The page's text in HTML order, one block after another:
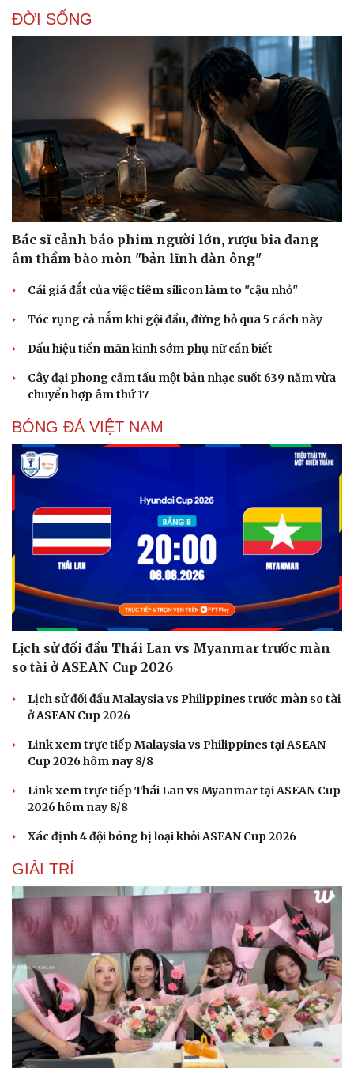
Sức khỏe
Dinh dưỡng - món ngon
Cây thuốc
Sản phụ khoa
Nhi khoa
Đời sống
Nhà đẹp
Blog
Tình yêu - Gia đình
ĐỜI SỐNG
Bác sĩ cảnh báo phim người lớn, rượu bia đang
âm thầm bào mòn "bản lĩnh đàn ông"
Cái giá đắt của việc tiêm silicon làm to "cậu nhỏ"
Tóc rụng cả nắm khi gội đầu, đừng bỏ qua 5 cách này
Dấu hiệu tiền mãn kinh sớm phụ nữ cần biết
Cây đại phong cầm tấu một bản nhạc suốt 639 năm vừa
chuyển hợp âm thứ 17
BÓNG ĐÁ VIỆT NAM
Lịch sử đối đầu Thái Lan vs Myanmar trước màn
so tài ở ASEAN Cup 2026
Lịch sử đối đầu Malaysia vs Philippines trước màn so tài
ở ASEAN Cup 2026
Link xem trực tiếp Malaysia vs Philippines tại ASEAN
Cup 2026 hôm nay 8/8
Link xem trực tiếp Thái Lan vs Myanmar tại ASEAN Cup
2026 hôm nay 8/8
Xác định 4 đội bóng bị loại khỏi ASEAN Cup 2026
GIẢI TRÍ